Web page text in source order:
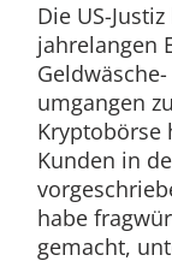
Die US-
jahrelangen
umgangen
Kryptobörse
Kunden in
habe
gemacht,